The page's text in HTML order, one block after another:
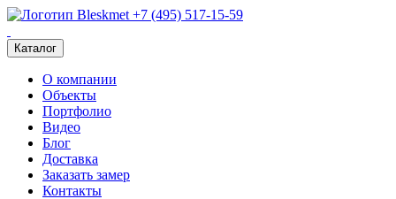
+7 (495) 517-15-59
Каталог
О компании
Объекты
Портфолио
Видео
Блог
Доставка
Заказать замер
Контакты